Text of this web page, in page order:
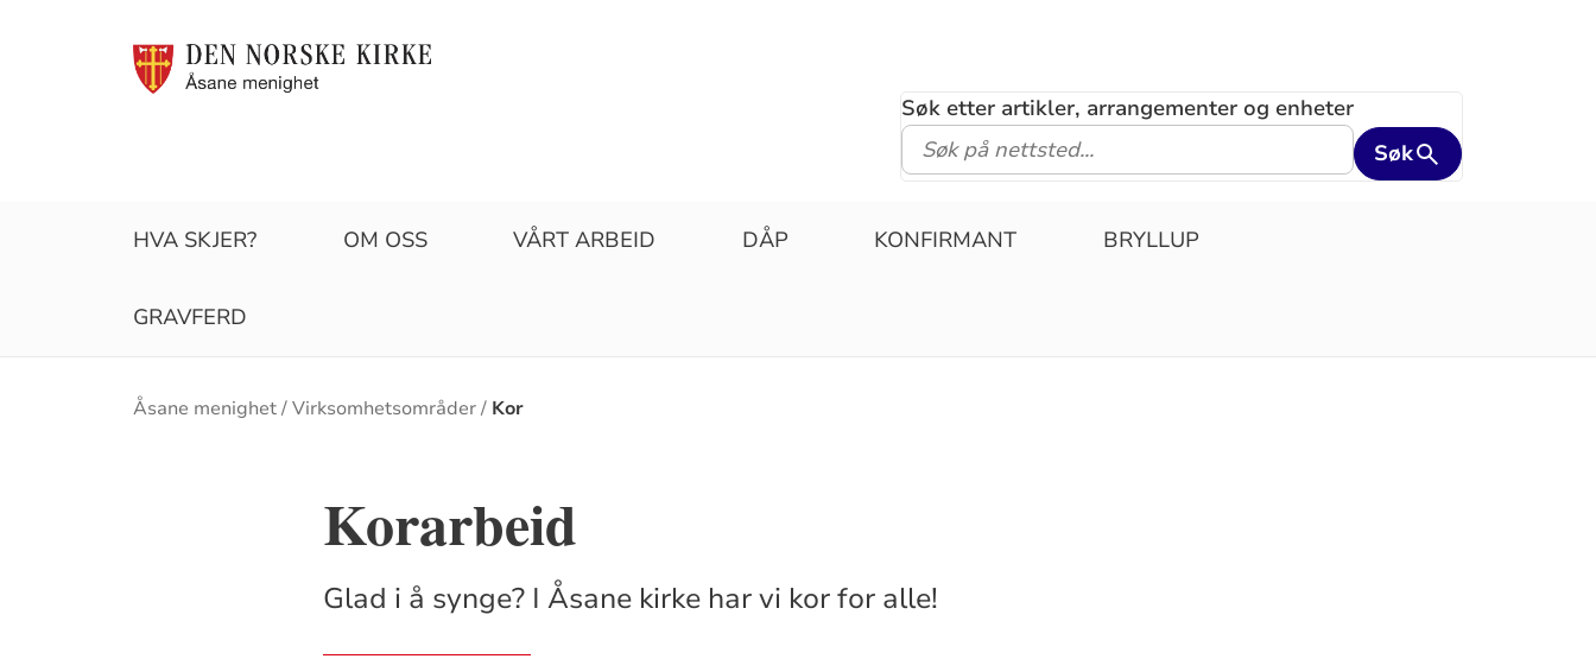
Søk etter artikler, arrangementer og enheter
Søk
HVA SKJER? OM OSS VÅRT ARBEID DÅP KONFIRMANT BRYLLUP
GRAVFERD
Brødsmulesti
Åsane menighet Virksomhetsområder Kor
Korarbeid
Glad i å synge? I Åsane kirke har vi kor for alle!